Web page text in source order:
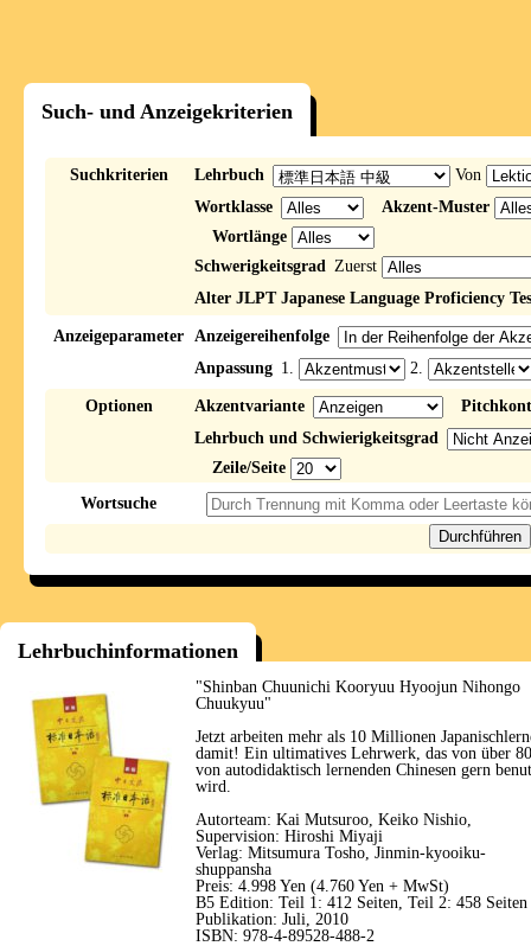
Such- und Anzeigekriterien
Suchkriterien Lehrbuch
Von
Wortklasse
Akzent-Muster
Wortlänge
Schwerigkeitsgrad Zuerst
Alter JLPT Japanese Language Proficiency
Anzeigeparameter Anzeigereihenfolge
Anpassung 1. 2.
Optionen Akzentvariante
Lehrbuch und Schwierigkeitsgrad
Zeile/Seite
Wortsuche
Lehrbuchinformationen
"Shinban Chuunichi Kooryuu Hyoojun Nihongo
Chuukyuu"
Jetzt arbeiten mehr als 10 Millionen
damit! Ein ultimatives Lehrwerk, das von über
von autodidaktisch lernenden Chinesen gern
wird.
Autorteam: Kai Mutsuroo, Keiko Nishio,
Supervision: Hiroshi Miyaji
Verlag: Mitsumura Tosho, Jinmin-kyooiku-
shuppansha
Preis: 4.998 Yen (4.760 Yen + MwSt)
B5 Edition: Teil 1: 412 Seiten, Teil 2: 458 Seiten
Publikation: Juli, 2010
ISBN: 978-4-89528-488-2